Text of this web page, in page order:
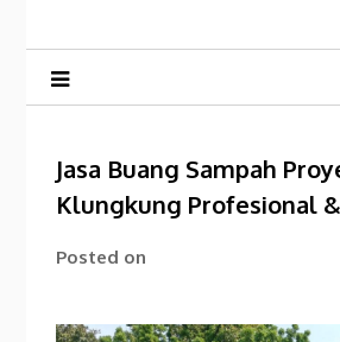
Jasa Buang Sampah
Klungkung Profesional
Posted on